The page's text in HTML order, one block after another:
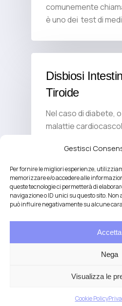
Gestisci
Per fornire le migliori esperienze,
memorizzare e/o accedere alle
queste tecnologie ci permetterà di
navigazione o ID unici su questo sito.
può influire negativamente su alcune
Accetta
Nega
Visualizza le
Cookie Policy
comunemente
è uno dei test di
Disbiosi
Tiroide
Nel caso di diabete,
malattie
tiroide, si parla
Policistosi
tiroide
La sindrome
malattie a carico